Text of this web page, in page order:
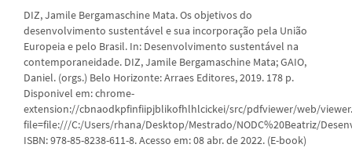
DIZ, Jamile Bergamaschine Mata. Os objetivos do
desenvolvimento sustentável e sua incorporação pela União
Europeia e pelo Brasil. In: Desenvolvimento sustentável na
contemporaneidade. DIZ, Jamile Bergamaschine Mata; GAIO,
Daniel. (orgs.) Belo Horizonte: Arraes Editores, 2019. 178 p.
Disponivel em: chrome-
extension://cbnaodkpfinfiipjblikofhlhlcickei/src/pdfviewer/web/
file=file:///C:/Users/rhana/Desktop/Mestrado/NODC%20Beatriz/
ISBN: 978-85-8238-611-8. Acesso em: 08 abr. de 2022. (E-book)